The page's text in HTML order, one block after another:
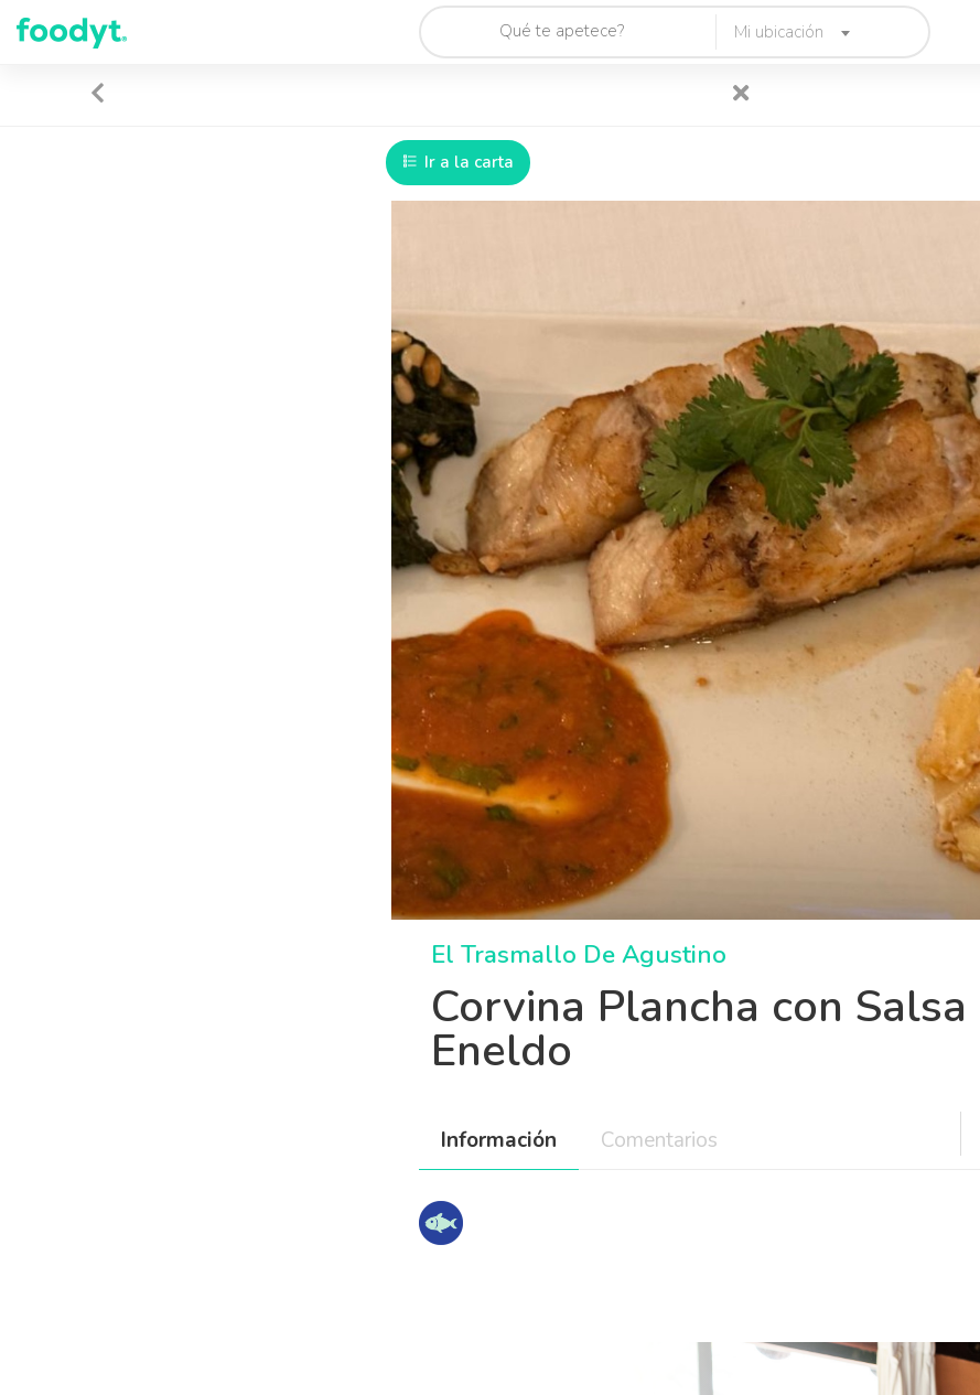
Mi ubicación
Ir a la carta
El Trasmallo De Agustino
Corvina Plancha con Salsa
Eneldo
Información Comentarios